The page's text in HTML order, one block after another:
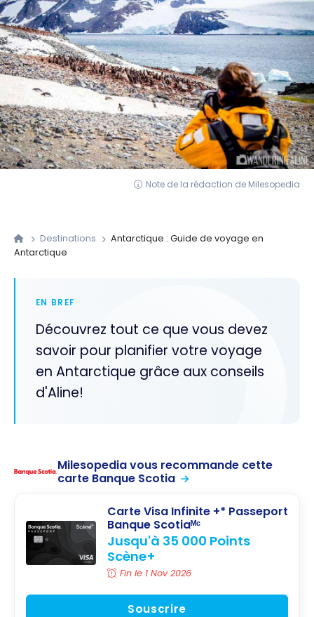
Note de la rédaction de Milesopedia
Destinations
Antarctique : Guide de voyage en
Antarctique
EN BREF
Découvrez tout ce que vous devez
savoir pour planifier votre voyage
en Antarctique grâce aux conseils
d'Aline!
Milesopedia vous recommande cette
carte Banque Scotia
Carte Visa Infinite +* Passeport
Banque Scotiaᴹᶜ
Jusqu'à 35 000 Points
Scène+
Fin le 1 Nov 2026
Souscrire